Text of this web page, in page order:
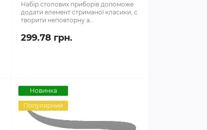
Набір столових приборів допоможе
додати елемент стриманої класики, с
творити неповторну а..
299.78 грн.
Новинка
Популярний